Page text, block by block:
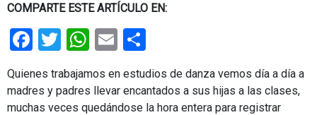
COMPARTE ESTE ARTÍCULO EN:
Facebook
Twitter
WhatsApp
Email
Quienes trabajamos en estudios de danza vemos día a día a
madres y padres llevar encantados a sus hijas a las clases,
muchas veces quedándose la hora entera para registrar